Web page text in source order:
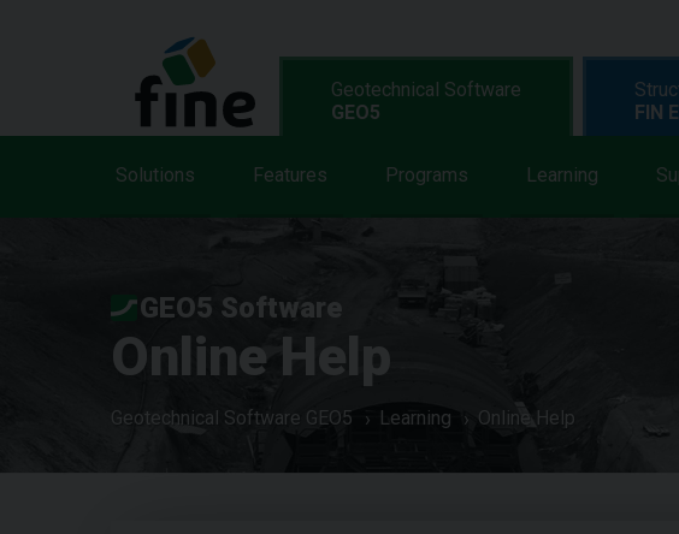
Geotechnical Software
GEO5
Solutions Features Programs Learning
FIN
GEO5 Software
Online Help
Geotechnical Software GEO5 Learning Online Help